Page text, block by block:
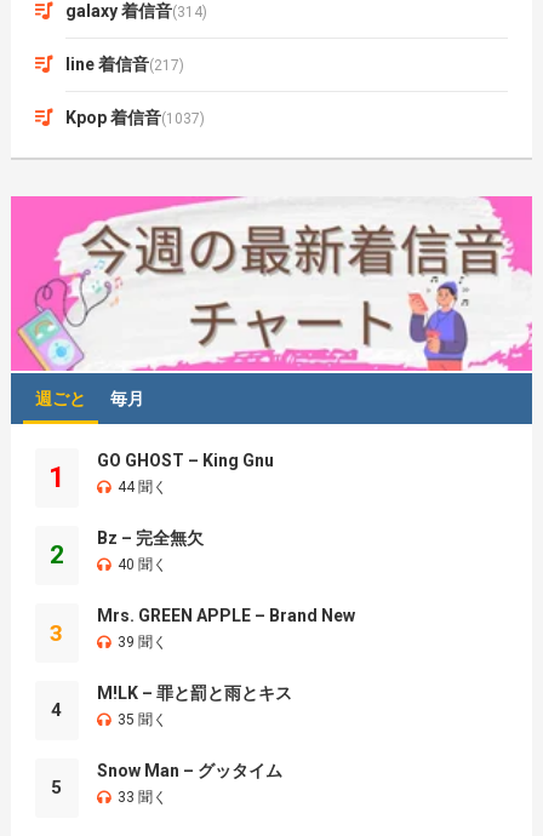
galaxy 着信音(314)
line 着信音(217)
Kpop 着信音(1037)
週ごと 毎月
1
GO GHOST – King Gnu
44 聞く
2
Bz – 完全無欠
40 聞く
3
Mrs. GREEN APPLE – Brand New
39 聞く
4
M!LK – 罪と罰と雨とキス
35 聞く
5
Snow Man – グッタイム
33 聞く